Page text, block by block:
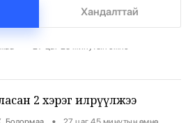
Хандалттай
27 цаг 25 минутын өмнө
Х. Болормаа